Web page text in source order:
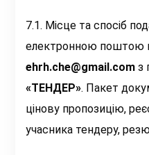
7.1. Місце та спосіб
електронною поштою
ehrh.che@gmail.com з
«ТЕНДЕР». Пакет
цінову пропозицію,
учасника тендеру,